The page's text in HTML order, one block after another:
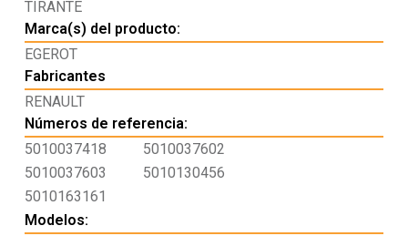
TIRANTE
Marca(s) del producto:
EGEROT
Fabricantes
RENAULT
Números de referencia:
5010037418
5010037602
5010037603
5010130456
5010163161
Modelos: